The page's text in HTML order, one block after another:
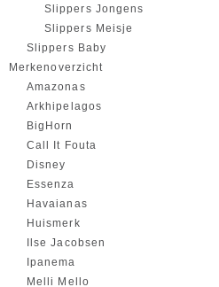
Slippers Jongens
Slippers Meisje
Slippers Baby
Merkenoverzicht
Amazonas
Arkhipelagos
BigHorn
Call It Fouta
Disney
Essenza
Havaianas
Huismerk
Ilse Jacobsen
Ipanema
Melli Mello